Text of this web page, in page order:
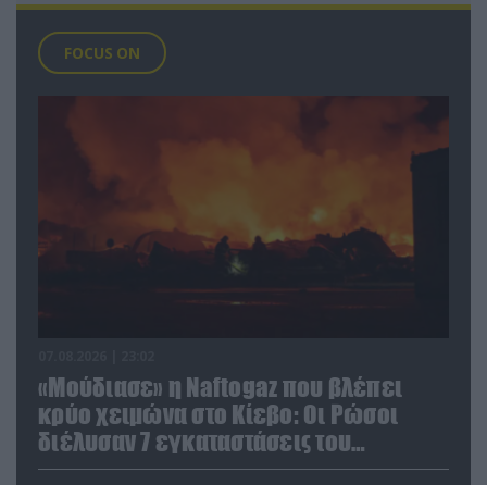
FOCUS ON
«Μούδιασε» η Naftogaz που βλέπει
κρύο χειμώνα στο Κίεβο: Οι Ρώσοι
διέλυσαν 7 εγκαταστάσεις του
ουκρανικού κολοσσού!